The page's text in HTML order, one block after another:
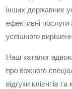
інших державних
ефективні
успішного
Наш каталог
про кожного
відгуки клієнтів